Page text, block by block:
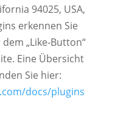
94025, USA,
erkennen Sie
„Like-Button“
Eine Übersicht
Sie hier:
docs/plugins